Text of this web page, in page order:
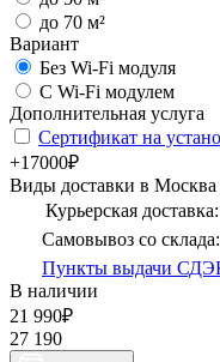
до 70 м²
Вариант
Без Wi-Fi модуля
С Wi-Fi модулем
Дополнительная услуга
Сертификат на
+17000₽
Виды доставки в Москва
Курьерская доставка:
Самовывоз со склада:
Пункты выдачи
В наличии
21 990₽
27 190